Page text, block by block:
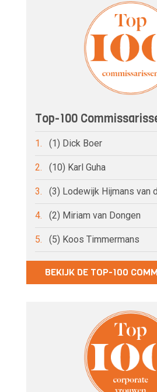
Top-100
1. (1) Dick Boer
2. (10) Karl Guha
3. (3) Lodewijk Hijmans van
4. (2) Miriam van Dongen
5. (5) Koos Timmermans
BEKIJK DE TOP-100